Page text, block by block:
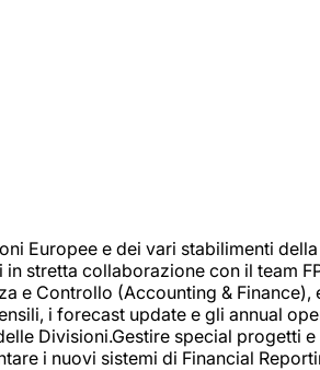
Europee e dei vari stabilimenti
stretta collaborazione con il team
e Controllo (Accounting &
i forecast update e gli annual
Divisioni.Gestire special progetti
i nuovi sistemi di Financial